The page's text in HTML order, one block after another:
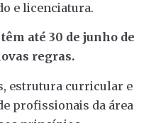
e licenciatura.
até 30 de junho de
regras.
estrutura curricular e
profissionais da área